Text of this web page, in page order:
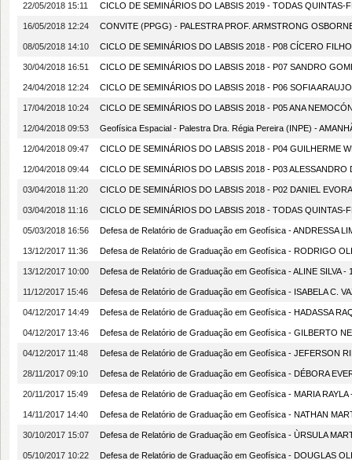
22/05/2018 15:11 CICLO DE SEMINÁRIOS DO LABSIS 2019 - TODAS QUINTAS-
16/05/2018 12:24 CONVITE (PPGG) - PALESTRA PROF. ARMSTRONG
08/05/2018 14:10 CICLO DE SEMINÁRIOS DO LABSIS 2018 - P08 CÍCERO
30/04/2018 16:51 CICLO DE SEMINÁRIOS DO LABSIS 2018 - P07 SANDRO
24/04/2018 12:24 CICLO DE SEMINÁRIOS DO LABSIS 2018 - P06 SOFIA
17/04/2018 10:24 CICLO DE SEMINÁRIOS DO LABSIS 2018 - P05 ANA
12/04/2018 09:53 Geofísica Espacial - Palestra Dra. Régia Pereira (INPE) -
12/04/2018 09:47 CICLO DE SEMINÁRIOS DO LABSIS 2018 - P04 GUILHERME
12/04/2018 09:44 CICLO DE SEMINÁRIOS DO LABSIS 2018 - P03
03/04/2018 11:20 CICLO DE SEMINÁRIOS DO LABSIS 2018 - P02 DANIEL
03/04/2018 11:16 CICLO DE SEMINÁRIOS DO LABSIS 2018 - TODAS QUINTAS-
05/03/2018 16:56 Defesa de Relatório de Graduação em Geofísica - ANDRESSA
13/12/2017 11:36 Defesa de Relatório de Graduação em Geofísica - RODRIGO
13/12/2017 10:00 Defesa de Relatório de Graduação em Geofísica - ALINE SILVA
11/12/2017 15:46 Defesa de Relatório de Graduação em Geofísica - ISABELA C.
04/12/2017 14:49 Defesa de Relatório de Graduação em Geofísica - HADASSA
04/12/2017 13:46 Defesa de Relatório de Graduação em Geofísica - GILBERTO
04/12/2017 11:48 Defesa de Relatório de Graduação em Geofísica - JEFERSON
28/11/2017 09:10 Defesa de Relatório de Graduação em Geofísica - DÉBORA
20/11/2017 15:49 Defesa de Relatório de Graduação em Geofísica - MARIA RAYLA
14/11/2017 14:40 Defesa de Relatório de Graduação em Geofísica - NATHAN
30/10/2017 15:07 Defesa de Relatório de Graduação em Geofísica - ÙRSULA
05/10/2017 10:22 Defesa de Relatório de Graduação em Geofísica - DOUGLAS